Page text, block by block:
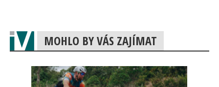
MOHLO BY VÁS ZAJÍMAT